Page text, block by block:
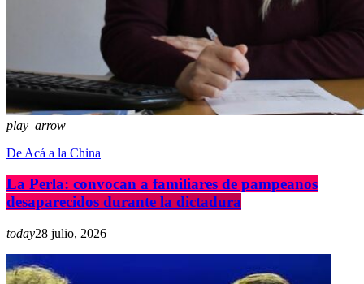
play_arrow
De Acá a la China
La Perla: convocan a familiares de pampeanos
desaparecidos durante la dictadura
today28 julio, 2026